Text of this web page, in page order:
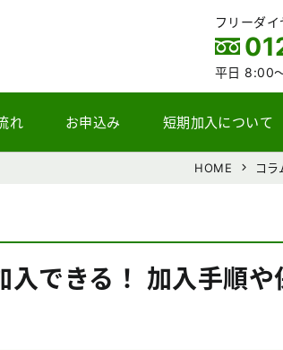
フリーダ
平日 8:00
れ お申込み 短期加入について
HOME コラ
入できる！ 加入手順や